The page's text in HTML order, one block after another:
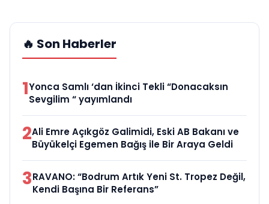
🔥 Son Haberler
1Yonca Samlı ‘dan İkinci Tekli “Donacaksın
Sevgilim “ yayımlandı
2Ali Emre Açıkgöz Galimidi, Eski AB Bakanı ve
Büyükelçi Egemen Bağış ile Bir Araya Geldi
3RAVANO: “Bodrum Artık Yeni St. Tropez Değil,
Kendi Başına Bir Referans”